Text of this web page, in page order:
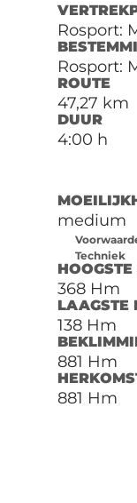
Rosport:
Rosport:
ROUTE
47,27 km
DUUR
4:00 h
medium
Techniek
368 Hm
LAAGSTE
138 Hm
881 Hm
881 Hm